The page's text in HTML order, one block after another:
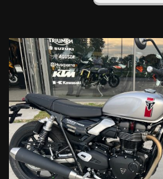
tel +39 335 1017686
marcello.pavarin@bestmotors.com
www.bestmotors.com